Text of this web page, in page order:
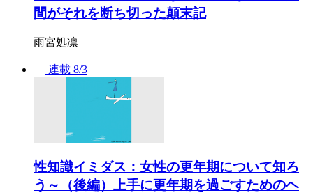
間がそれを断ち切った顛末記
雨宮処凛
連載 8/3
性知識イミダス：女性の更年期について知ろ
う～（後編）上手に更年期を過ごすためのヘ